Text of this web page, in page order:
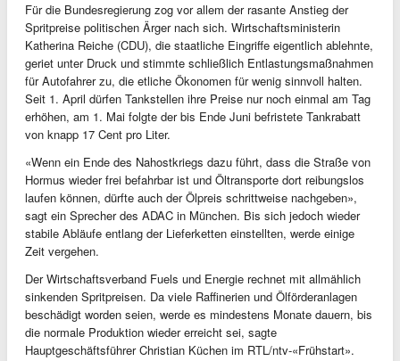
Für die Bundesregierung zog vor allem der rasante Anstieg der
Spritpreise politischen Ärger nach sich. Wirtschaftsministerin
Katherina Reiche (CDU), die staatliche Eingriffe eigentlich ablehnte,
geriet unter Druck und stimmte schließlich Entlastungsmaßnahmen
für Autofahrer zu, die etliche Ökonomen für wenig sinnvoll halten.
Seit 1. April dürfen Tankstellen ihre Preise nur noch einmal am Tag
erhöhen, am 1. Mai folgte der bis Ende Juni befristete Tankrabatt
von knapp 17 Cent pro Liter.
«Wenn ein Ende des Nahostkriegs dazu führt, dass die Straße von
Hormus wieder frei befahrbar ist und Öltransporte dort reibungslos
laufen können, dürfte auch der Ölpreis schrittweise nachgeben»,
sagt ein Sprecher des ADAC in München. Bis sich jedoch wieder
stabile Abläufe entlang der Lieferketten einstellten, werde einige
Zeit vergehen.
Der Wirtschaftsverband Fuels und Energie rechnet mit allmählich
sinkenden Spritpreisen. Da viele Raffinerien und Ölförderanlagen
beschädigt worden seien, werde es mindestens Monate dauern, bis
die normale Produktion wieder erreicht sei, sagte
Hauptgeschäftsführer Christian Küchen im RTL/ntv-«Frühstart».